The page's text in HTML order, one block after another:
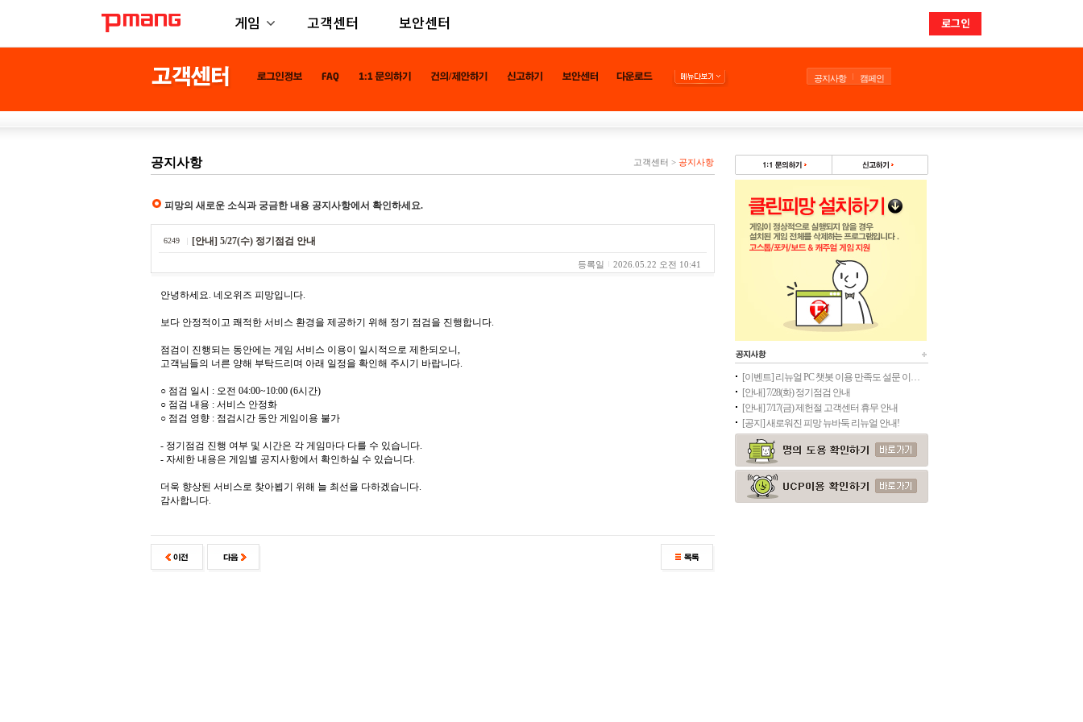
게임 고객센터 보안센터 로그인
공지사항 캠페인
공지사항 고객센터 > 공지사항
피망의 새로운 소식과 궁금한 내용 공지사항에서 확인하세요.
6249 [안내] 5/27(수) 정기점검 안내
등록일 2026.05.22 오전 10:41
안녕하세요. 네오위즈 피망입니다.
보다 안정적이고 쾌적한 서비스 환경을 제공하기 위해 정기 점검을 진행합니다.
점검이 진행되는 동안에는 게임 서비스 이용이 일시적으로 제한되오니,
고객님들의 너른 양해 부탁드리며 아래 일정을 확인해 주시기 바랍니다.
○ 점검 일시 : 오전 04:00~10:00 (6시간)
○ 점검 내용 : 서비스 안정화
○ 점검 영향 : 점검시간 동안 게임이용 불가
- 정기점검 진행 여부 및 시간은 각 게임마다 다를 수 있습니다.
- 자세한 내용은 게임별 공지사항에서 확인하실 수 있습니다.
더욱 향상된 서비스로 찾아뵙기 위해 늘 최선을 다하겠습니다.
감사합니다.
[이벤트] 리뉴얼 PC 챗봇 이용 만족도 설문 이벤트(종료)
[안내] 7/28(화) 정기점검 안내
[안내] 7/17(금) 제헌절 고객센터 휴무 안내
[공지] 새로워진 피망 뉴바둑 리뉴얼 안내!